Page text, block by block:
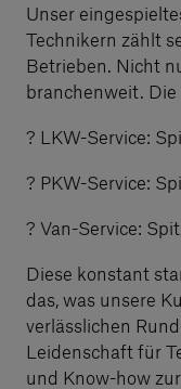
Unser
Technikern zählt
Betrieben. Nicht
branchenweit.
? LKW-Service:
? PKW-Service:
? Van-Service:
Diese konstant
das, was unsere
verlässlichen
Leidenschaft für
und Know-how